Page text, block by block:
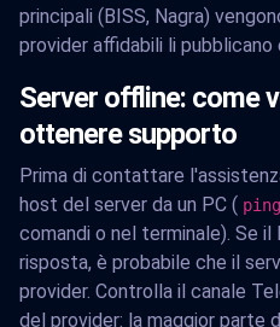
principali (BISS, Nagra)
provider affidabili li pubblicano
Server offline: come
ottenere supporto
Prima di contattare
host del server da un PC (
comandi o nel terminale). Se il
risposta, è probabile che il
provider. Controlla il canale
del provider: la maggior parte